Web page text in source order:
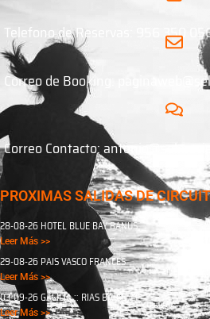
Telefono de Reservas: 956 350
Correo de Booking:
Correo Contacto:
PROXIMAS SALIDAS DE
28-08-26 HOTEL BLUE BAY BANUS
Leer Más >>
29-08-26 PAIS VASCO FRANCES
Leer Más >>
03-09-26 GALICIA :: RIAS BAJAS
Leer Más >>